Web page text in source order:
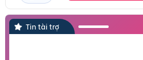
Tin tài trợ